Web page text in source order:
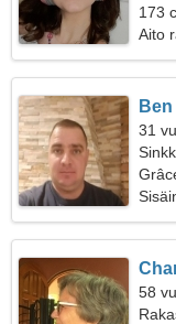
173
Aito
Ben
31
58